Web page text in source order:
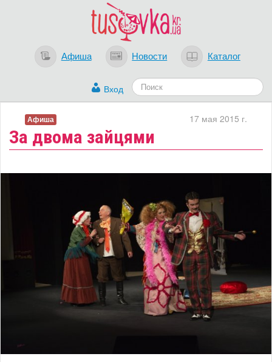
Афиша Новости Каталог
Вход
За двома зайцями
17 мая 2015 г.
Афиша